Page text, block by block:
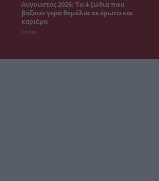
Αύγουστος 2026: Τα 4 ζώδια που
βάζουν γερά θεμέλια σε έρωτα και
καριέρα
ΖΩΔΙΑ